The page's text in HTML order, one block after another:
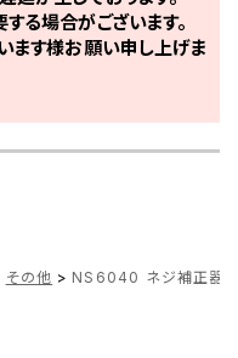
る場合がございます。
ます様お願い申し上げま
その他 > NS6040 ネジ補正器